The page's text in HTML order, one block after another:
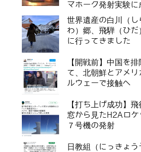
マホーク発射実験に
世界遺産の白川（し
わ）郷、飛騨（ひだ
に行ってきました
【開戦前】中国を排
て、北朝鮮とアメリ
ルウェーで接触へ
【打ち上げ成功】飛
窓から見たH2Aロケ
７号機の発射
日教組（にっきょう